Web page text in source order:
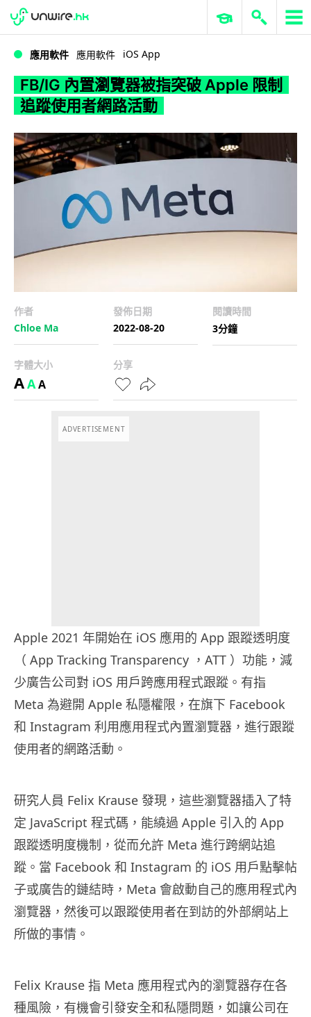
WWDC 2026 ERP 與商業 AI
應用軟件 應用軟件 iOS App
FB/IG 內置瀏覽器被指突破 Apple 限制
追蹤使用者網路活動
作者
Chloe Ma
發佈日期
2022-08-20
閱讀時間
3分鐘
字體大小
AAA
分享
ADVERTISEMENT
Apple 2021 年開始在 iOS 應用的 App 跟蹤透明度
（ App Tracking Transparency ，ATT ）功能，減
少廣告公司對 iOS 用戶跨應用程式跟蹤。有指
Meta 為避開 Apple 私隱權限，在旗下 Facebook
和 Instagram 利用應用程式內置瀏覽器，進行跟蹤
使用者的網路活動。
研究人員 Felix Krause 發現，這些瀏覽器插入了特
定 JavaScript 程式碼，能繞過 Apple 引入的 App
跟蹤透明度機制，從而允許 Meta 進行跨網站追
蹤。當 Facebook 和 Instagram 的 iOS 用戶點擊帖
子或廣告的鏈結時，Meta 會啟動自己的應用程式內
瀏覽器，然後可以跟蹤使用者在到訪的外部網站上
所做的事情。
Felix Krause 指 Meta 應用程式內的瀏覽器存在各
種風險，有機會引發安全和私隱問題，如讓公司在